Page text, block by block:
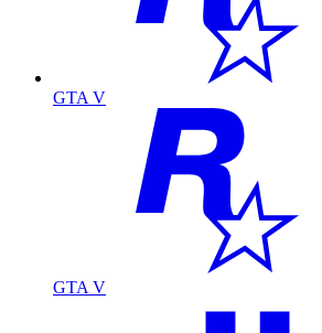
GTA V
GTA V